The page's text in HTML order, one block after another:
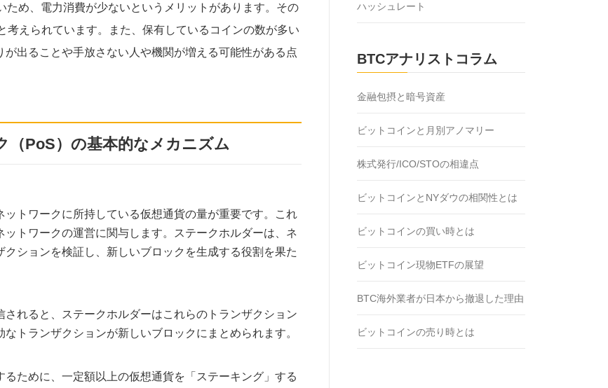
め、電力消費が少ないというメリットがあります。その
えられています。また、保有しているコインの数が多い
出ることや手放さない人や機関が増える可能性がある点
（PoS）の基本的なメカニズム
トワークに所持している仮想通貨の量が重要です。これ
トワークの運営に関与します。ステークホルダーは、ネ
ションを検証し、新しいブロックを生成する役割を果た
れると、ステークホルダーはこれらのトランザクション
トランザクションが新しいブロックにまとめられます。
ために、一定額以上の仮想通貨を「ステーキング」する
ハッシュレート
BTCアナリストコラム
金融包摂と暗号資産
ビットコインと月別アノマリー
株式発行/ICO/STOの相違点
ビットコインとNYダウの相関性とは
ビットコインの買い時とは
ビットコイン現物ETFの展望
BTC海外業者が日本から撤退した理由
ビットコインの売り時とは